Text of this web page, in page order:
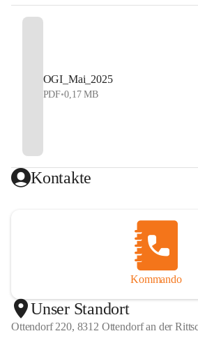
OGI_Mai_2025
PDF•0,17 MB
Kontakte
Kommando
Unser Standort
Ottendorf 220, 8312 Ottendorf an der